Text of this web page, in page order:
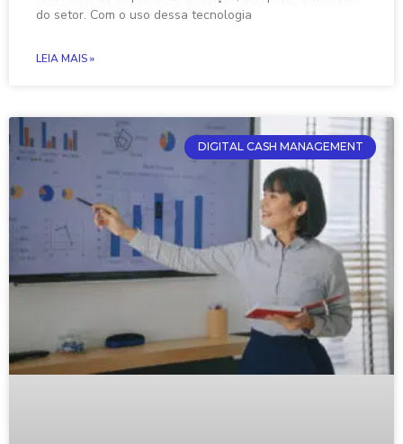
do setor. Com o uso dessa tecnologia
LEIA MAIS »
DIGITAL CASH MANAGEMENT